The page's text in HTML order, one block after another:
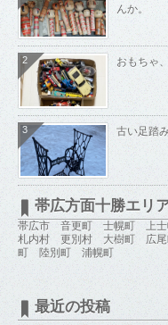
んか。
おもちゃ
2
古い足踏
3
帯広方面十勝エリ
帯広市 音更町 士幌町 上
札内村 更別村 大樹町 広
町 陸別町 浦幌町
最近の投稿